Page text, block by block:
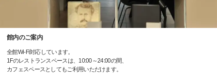
館内のご案内
全館Wi-Fi対応しています。
1Fのレストランスペースは、10:00～24:00の間、
カフェスペースとしてもご利用いただけます。